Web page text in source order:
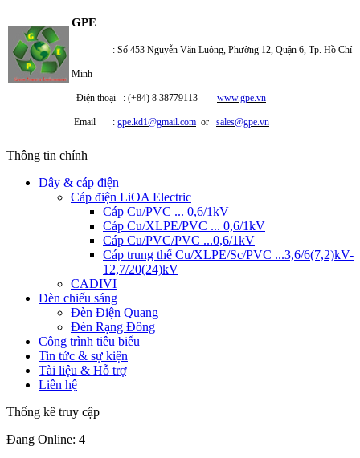
GPE
: Số 453 Nguyễn Văn Luông, Phường 12, Quận 6, Tp. Hồ Chí
Minh
Điện thoại : (+84) 8 38779113 www.gpe.vn
Email : gpe.kd1@gmail.com or sales@gpe.vn
Thông tin chính
Dây & cáp điện
Cáp điện LiOA Electric
Cáp Cu/PVC ... 0,6/1kV
Cáp Cu/XLPE/PVC ... 0,6/1kV
Cáp Cu/PVC/PVC ...0,6/1kV
Cáp trung thế Cu/XLPE/Sc/PVC ...3,6/6(7,2)kV-
12,7/20(24)kV
CADIVI
Đèn chiếu sáng
Đèn Điện Quang
Đèn Rạng Đông
Công trình tiêu biểu
Tin tức & sự kiện
Tài liệu & Hỗ trợ
Liên hệ
Thống kê truy cập
Đang Online: 4